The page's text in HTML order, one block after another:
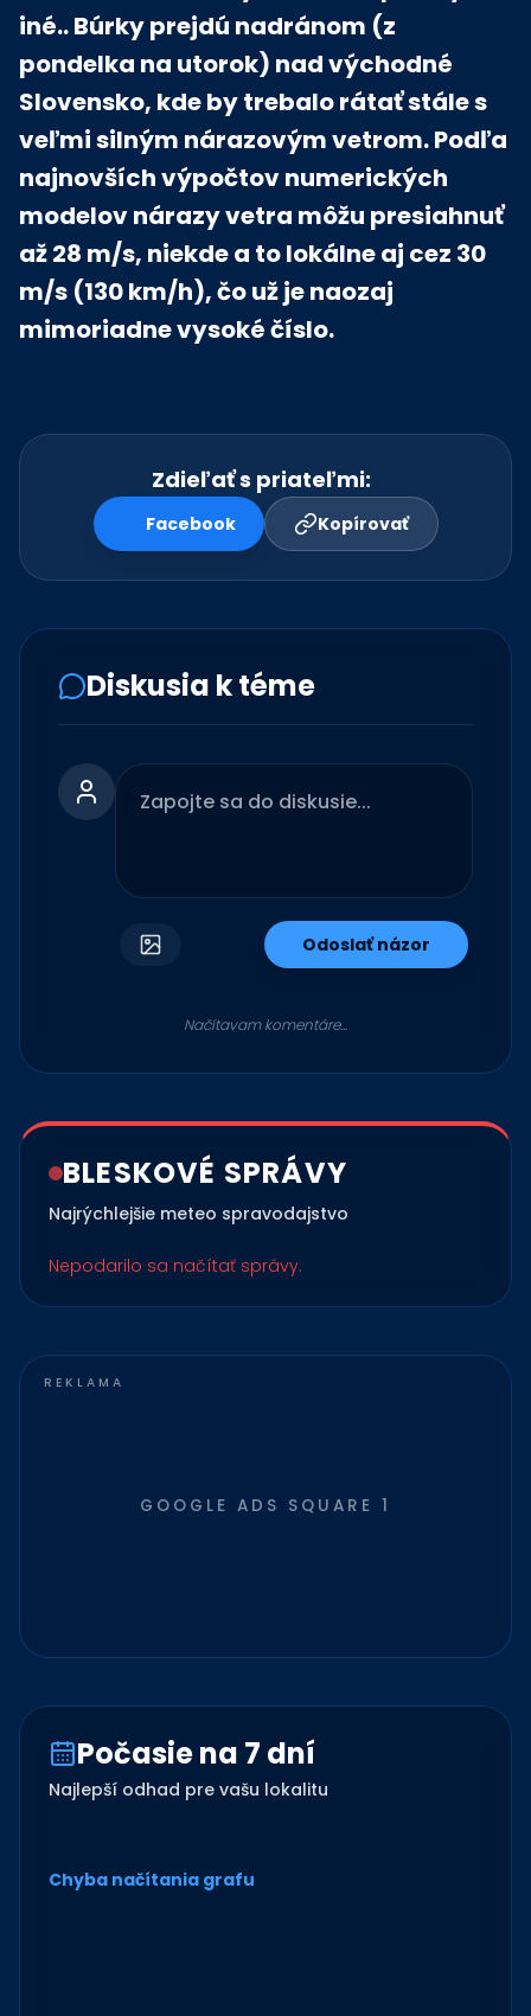
iné.. Búrky prejdú nadránom (z
pondelka na utorok) nad východné
Slovensko, kde by trebalo rátať stále s
veľmi silným nárazovým vetrom. Podľa
najnovších výpočtov numerických
modelov nárazy vetra môžu presiahnuť
až 28 m/s, niekde a to lokálne aj cez 30
m/s (130 km/h), čo už je naozaj
mimoriadne vysoké číslo.
Zdieľať s priateľmi:
Facebook Kopírovať
Diskusia k téme
Odoslať názor
Načítavam komentáre...
BLESKOVÉ SPRÁVY
Najrýchlejšie meteo spravodajstvo
Nepodarilo sa načítať správy.
GOOGLE ADS SQUARE 1
Počasie na 7 dní
Najlepší odhad pre vašu lokalitu
Chyba načítania grafu